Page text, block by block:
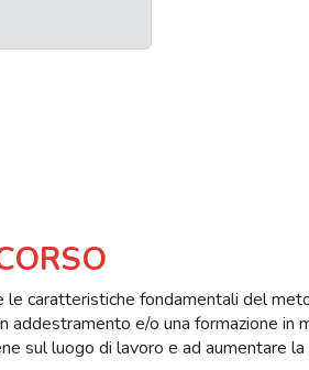
caratteristiche fondamentali del
addestramento e/o una formazione in
sul luogo di lavoro e ad aumentare